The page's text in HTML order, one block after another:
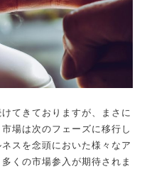
てきておりますが、まさに
場は次のフェーズに移行し
スを念頭においた様々なア
くの市場参入が期待されま